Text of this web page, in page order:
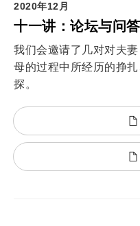
2020年12月
十一讲：论坛与问答
我们会邀请了几对对夫
母的过程中所经历的挣
探。